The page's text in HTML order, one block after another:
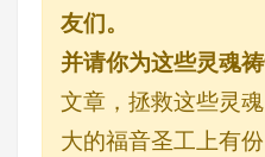
友们。
并请你为这些灵魂
文章，拯救这些灵
大的福音圣工上有份